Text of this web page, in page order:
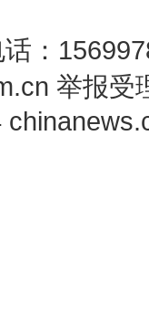
：
举报受